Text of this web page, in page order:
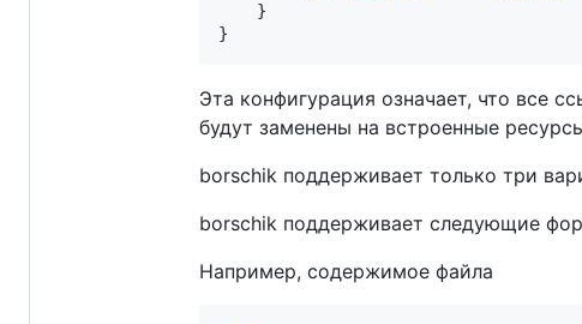
    }
}
Эта конфигурация означает, что все
будут заменены на встроенные
borschik поддерживает только три
borschik поддерживает следующие
Например, содержимое файла